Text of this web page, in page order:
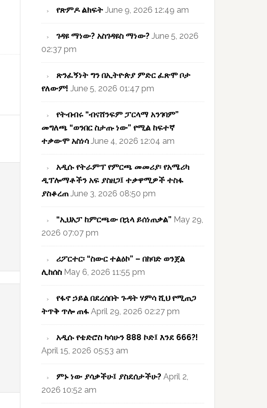
የጽምዶ ልክፍት June 9, 2026 12:49 am
ገዳዩ ማነው? አስገዳዩስ ማነው? June 5, 2026
02:37 pm
ጽንፈኝነት ግን በኢትዮጵያ ምድር ፈጽሞ ቦታ
የለውም! June 5, 2026 01:47 pm
የትብብሩ “ብናሸንፍም ፓርላማ አንገባም”
መግለጫ “ወንበር ስታጡ ነው” የሚል ከፍተኛ
ተቃውሞ አስነሳ June 4, 2026 12:04 am
አዲሱ የትራምፕ የምርጫ መመሪያ፡ የአሜሪካ
ዲፕሎማቶችን አፍ ያስዘጋ፤ ተቃዋሚዎች ተስፋ
ያስቆረጠ June 3, 2026 08:50 pm
“ኢህአፓ ከምርጫው በኋላ ይሰነጠቃል” May 29,
2026 07:07 pm
ሪፖርተር፡ “ስውር ተልዕኮ” – በከባድ ወንጀል
ሊከሰስ May 6, 2026 11:55 pm
የፋኖ ኃይል በደረሰበት ጉዳት ሃምሳ ሺህ የሚጠጋ
ትጥቅ ጥሎ ጠፋ April 29, 2026 02:27 pm
አዲሱ የቴድሮስ ካሳሁን 888 ኮድ፤ እንደ 666?!
April 15, 2026 05:53 am
ምኑ ነው ያሳቃችሁ፤ ያስደሰታችሁ? April 2,
2026 10:52 am